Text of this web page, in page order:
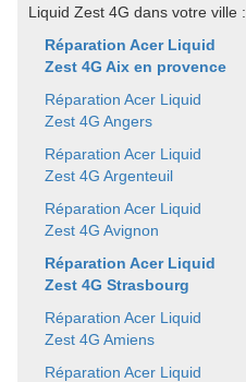
Liquid Zest 4G dans votre ville :
Réparation Acer Liquid
Zest 4G Aix en provence
Réparation Acer Liquid
Zest 4G Angers
Réparation Acer Liquid
Zest 4G Argenteuil
Réparation Acer Liquid
Zest 4G Avignon
Réparation Acer Liquid
Zest 4G Strasbourg
Réparation Acer Liquid
Zest 4G Amiens
Réparation Acer Liquid